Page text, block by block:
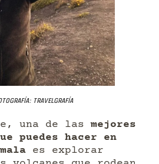
Travelgrafía
una de las mejores
puedes hacer en
es explorar